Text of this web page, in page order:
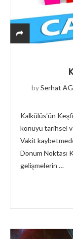
bySerhat
Kalkülüs’ün
konuyu tarihsel
Vakit
Dönüm Noktası
gelişmelerin …